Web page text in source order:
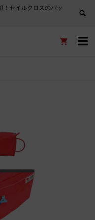
！セイルクロスのバッ

